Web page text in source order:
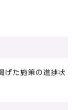
げた施策の進捗状